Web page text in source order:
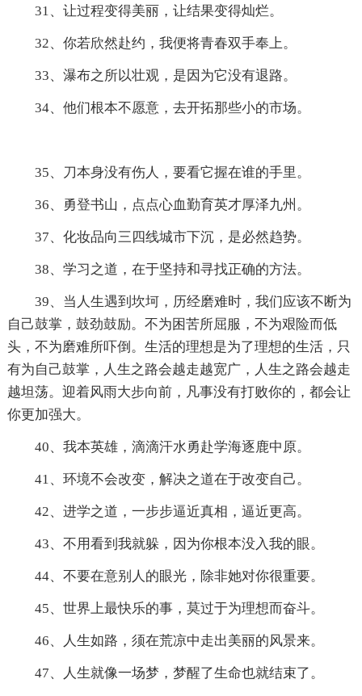
31、让过程变得美丽，让结果变得灿烂。
32、你若欣然赴约，我便将青春双手奉上。
33、瀑布之所以壮观，是因为它没有退路。
34、他们根本不愿意，去开拓那些小的市场。
35、刀本身没有伤人，要看它握在谁的手里。
36、勇登书山，点点心血勤育英才厚泽九州。
37、化妆品向三四线城市下沉，是必然趋势。
38、学习之道，在于坚持和寻找正确的方法。
39、当人生遇到坎坷，历经磨难时，我们应该不断为
自己鼓掌，鼓劲鼓励。不为困苦所屈服，不为艰险而低
头，不为磨难所吓倒。生活的理想是为了理想的生活，只
有为自己鼓掌，人生之路会越走越宽广，人生之路会越走
越坦荡。迎着风雨大步向前，凡事没有打败你的，都会让
你更加强大。
40、我本英雄，滴滴汗水勇赴学海逐鹿中原。
41、环境不会改变，解决之道在于改变自己。
42、进学之道，一步步逼近真相，逼近更高。
43、不用看到我就躲，因为你根本没入我的眼。
44、不要在意别人的眼光，除非她对你很重要。
45、世界上最快乐的事，莫过于为理想而奋斗。
46、人生如路，须在荒凉中走出美丽的风景来。
47、人生就像一场梦，梦醒了生命也就结束了。